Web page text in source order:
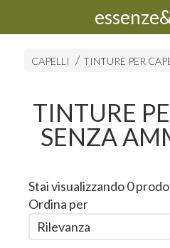
CAPELLI TINTURE PER
TINTURE
SENZA
Stai visualizzando 0
Ordina per
Rilevanza